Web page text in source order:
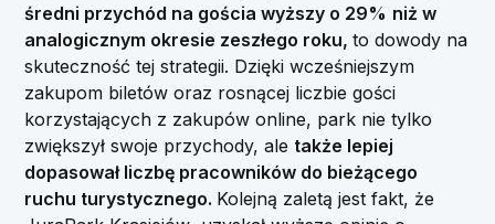
średni przychód na gościa wyższy o 29% niż w
analogicznym okresie zeszłego roku,to dowody na
skuteczność tej strategii. Dzięki wcześniejszym
zakupom biletów oraz rosnącej liczbie gości
korzystających z zakupów online, park nie tylko
zwiększył swoje przychody, ale także lepiej
dopasował liczbę pracowników do bieżącego
ruchu turystycznego. Kolejną zaletą jest fakt, że